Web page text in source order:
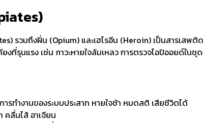
รวมถึงฝิ่น (Opium) และเฮโรอีน (Heroin) เป็นสารเส
งที่รุนแรง เช่น ภาวะหายใจล้มเหลว การตรวจโอปิออยด์ในชุ
รทำงานของระบบประสาท หายใจช้า หมดสติ เสียชีวิตได้
คลื่นไส้ อาเจียน